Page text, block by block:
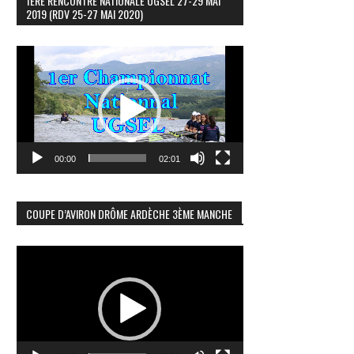
2019 (RDV 25-27 MAI 2020)
Lecteur
vidéo
00:00 02:01
COUPE D’AVIRON DRÔME ARDÈCHE 3ÈME MANCHE